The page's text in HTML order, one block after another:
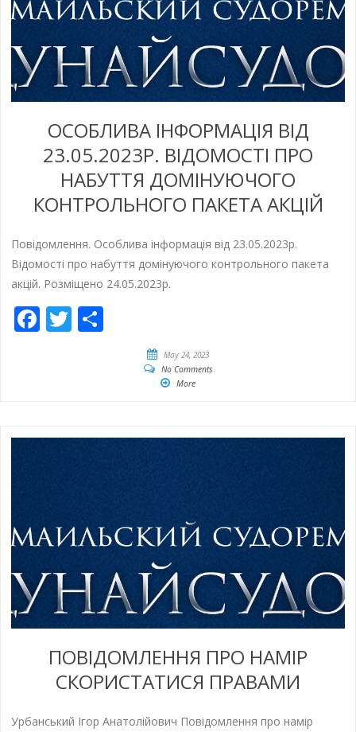
ОСОБЛИВА ІНФОРМАЦІЯ ВІД
23.05.2023Р. ВІДОМОСТІ ПРО
НАБУТТЯ ДОМІНУЮЧОГО
КОНТРОЛЬНОГО ПАКЕТА АКЦІЙ
Повідомлення. Особлива інформація від 23.05.2023р.
Відомості про набуття домінуючого контрольного пакета
акцій. Розміщено 24.05.2023р.
Facebook
Twitter
May 24, 2023
No Comments
More
ПОВІДОМЛЕННЯ ПРО НАМІР
СКОРИСТАТИСЯ ПРАВАМИ
Урбанський Ігор Анатолійович Повідомлення про намір